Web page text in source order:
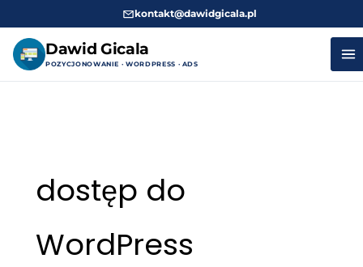
kontakt@dawidgicala.pl
Dawid Gicala
POZYCJONOWANIE · WORDPRESS · ADS
dostęp do
WordPress